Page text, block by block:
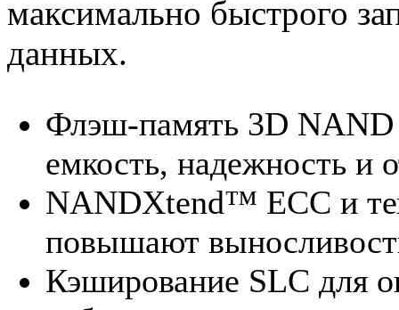
максимально быстрого
данных.
Флэш-память 3D NAND
емкость, надежность и
NANDXtend™ ECC и
повышают
Кэширование SLC для